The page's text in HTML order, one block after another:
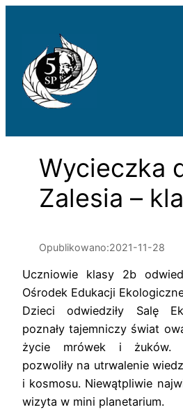
Wycieczka
Zalesia –
Opublikowano:2021-11-28
Uczniowie klasy 2b
Ośrodek Edukacji
Dzieci odwiedziły Salę
poznały tajemniczy świat
życie mrówek i żuków.
pozwoliły na utrwalenie
i kosmosu. Niewątpliwie
wizyta w mini planetarium.